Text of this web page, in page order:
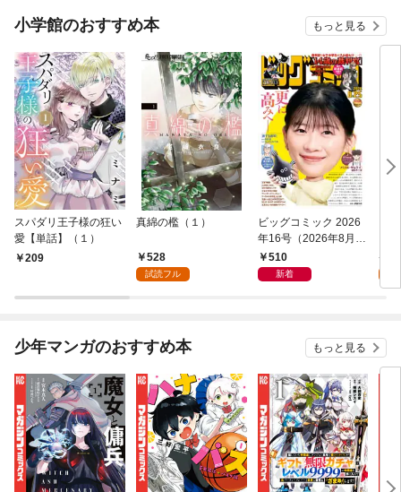
小学館のおすすめ本 もっと見る
スパダリ王子様の狂い
愛【単話】（１）
209
真綿の檻（１）
528
試読フル
ビッグコミック 2026
年16号（2026年8月7
日発売）
510
新着
少年マンガのおすすめ本 もっと見る